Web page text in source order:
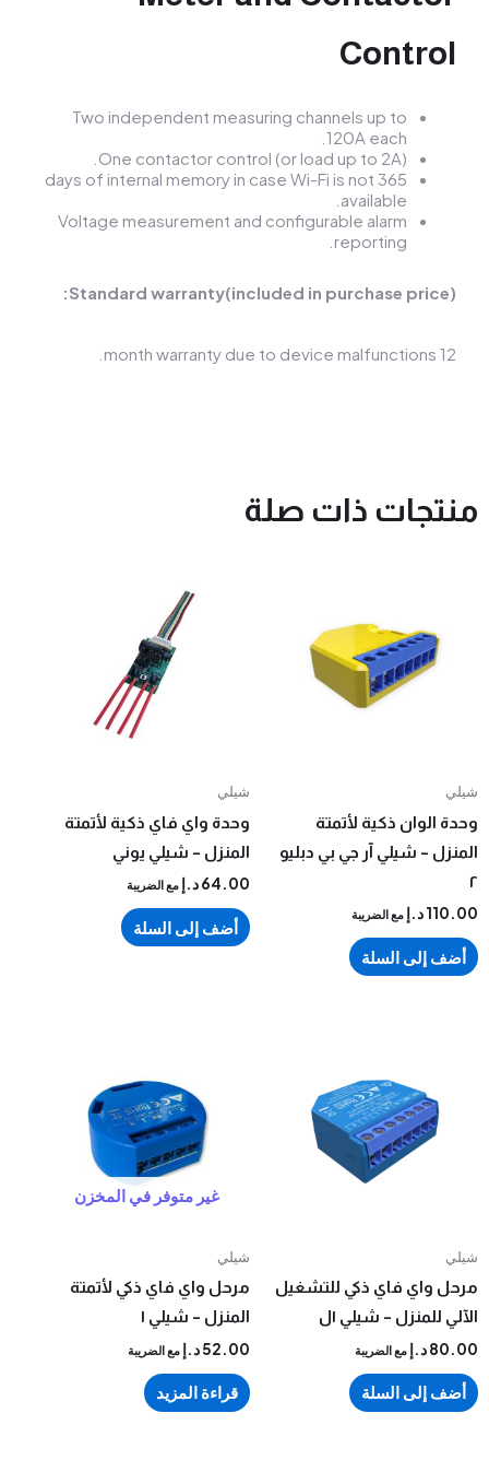
Two independent measuring channels up to
120A each.
One contactor control (or load up to 2A).
365 days of internal memory in case Wi-Fi is not
available.
Voltage measurement and configurable alarm
reporting.
Standard warranty(included in purchase
ذات صلة
ذكية لأتمتة
– شيلي آر جي بي دبليو
د.إمع الضريبة
السلة
وحدة واي فاي ذكية لأتمتة
المنزل – شيلي يوني
د.إمع الضريبة
أضف إلى السلة
فاي ذكي للتشغيل
– شيلي ١ل
د.إمع الضريبة
السلة
غير متوفر في المخزن
مرحل واي فاي ذكي لأتمتة
المنزل – شيلي ١
د.إمع الضريبة
قراءة المزيد